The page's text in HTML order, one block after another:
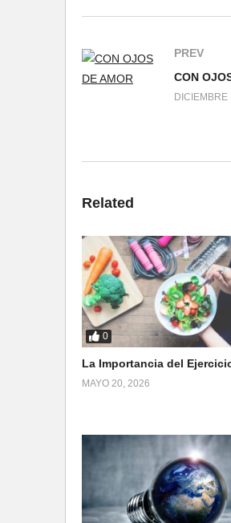
PREV
CON
DICIEMBRE
Related
0
La Importancia del
MAYO 20, 2026